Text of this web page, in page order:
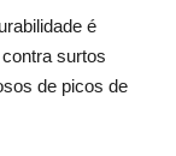
é
surtos
de picos de